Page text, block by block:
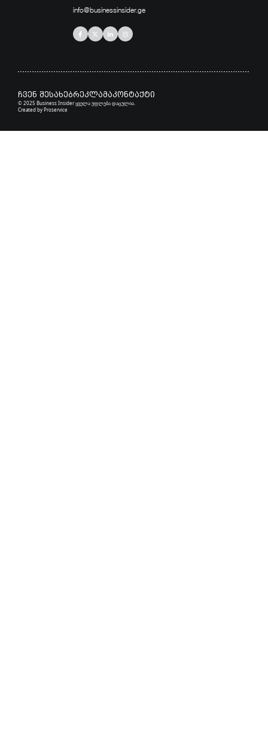
info@businessinsider.ge
ჩვენ შესახებრეკლამაკონტაქტი
© 2025 Business Insider ყველა უფლება დაცულია.
Created byProservice